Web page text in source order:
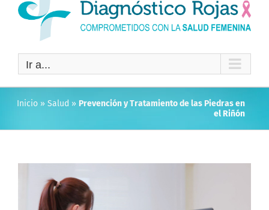
Ir a...
Inicio » Salud » Prevención y Tratamiento de las Piedras en
el Riñón